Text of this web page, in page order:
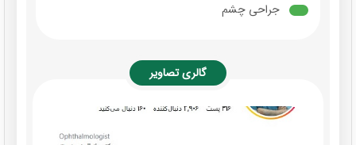
جراحی چشم
گالری تصاویر